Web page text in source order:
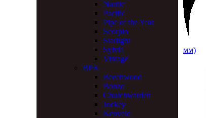
Nautic
Pacific
Pipe of the Year
Scorpio
Starlight
Sylvia
Vintage
BPK
Beechwood
Bonzo
Churchwarden
Jockey
Kenvelo
мм)